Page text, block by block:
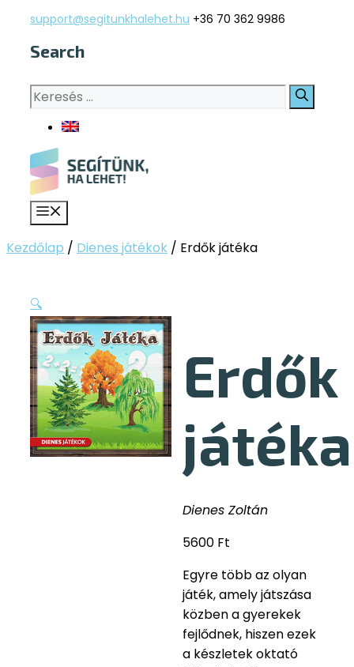
Kilépés
tartalomba
support@segitunkhalehet.hu +36 70 362 9986
Search
Keresés:
Kezdőlap / Dienes játékok / Erdők játéka
🔍
Erdők
játéka
Dienes Zoltán
5600 Ft
Egyre több az olyan
játék, amely játszása
közben a gyerekek
fejlődnek, hiszen ezek
a készletek oktató